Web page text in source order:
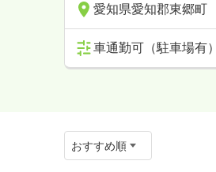
愛知県愛知郡東郷町
車通勤可（駐車場有）